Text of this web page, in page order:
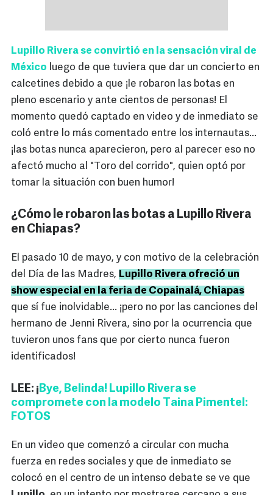
Lupillo Rivera se convirtió en la sensación viral de
México luego de que tuviera que dar un concierto en
calcetines debido a que ¡le robaron las botas en
pleno escenario y ante cientos de personas! El
momento quedó captado en video y de inmediato se
coló entre lo más comentado entre los internautas...
¡las botas nunca aparecieron, pero al parecer eso no
afectó mucho al "Toro del corrido", quien optó por
tomar la situación con buen humor!
¿Cómo le robaron las botas a Lupillo Rivera
en Chiapas?
El pasado 10 de mayo, y con motivo de la celebración
del Día de las Madres, Lupillo Rivera ofreció un
show especial en la feria de Copainalá, Chiapas
que sí fue inolvidable... ¡pero no por las canciones del
hermano de Jenni Rivera, sino por la ocurrencia que
tuvieron unos fans que por cierto nunca fueron
identificados!
LEE: ¡Bye, Belinda! Lupillo Rivera se
compromete con la modelo Taina Pimentel:
FOTOS
En un video que comenzó a circular con mucha
fuerza en redes sociales y que de inmediato se
colocó en el centro de un intenso debate se ve que